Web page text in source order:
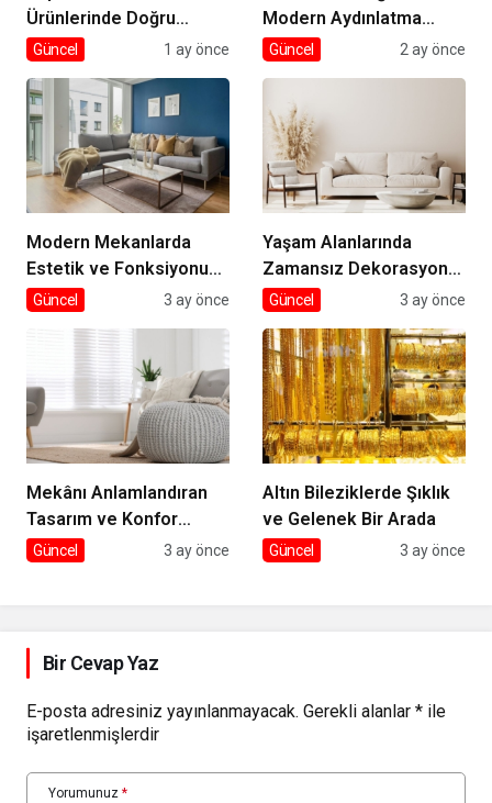
Ürünlerinde Doğru
Tedarik
Güncel 1 ay önce
Modern Aydınlatma
Seçimleri
Güncel 2 ay önce
Modern Mekanlarda
Estetik ve Fonksiyonun
Dengesi
Güncel 3 ay önce
Yaşam Alanlarında
Zamansız Dekorasyon
Rehberi
Güncel 3 ay önce
Mekânı Anlamlandıran
Tasarım ve Konfor
Dengesi
Güncel 3 ay önce
Altın Bileziklerde Şıklık
ve Gelenek Bir Arada
Güncel 3 ay önce
Bir Cevap Yaz
E-posta adresiniz yayınlanmayacak. Gerekli alanlar * ile
işaretlenmişlerdir
Yorumunuz *